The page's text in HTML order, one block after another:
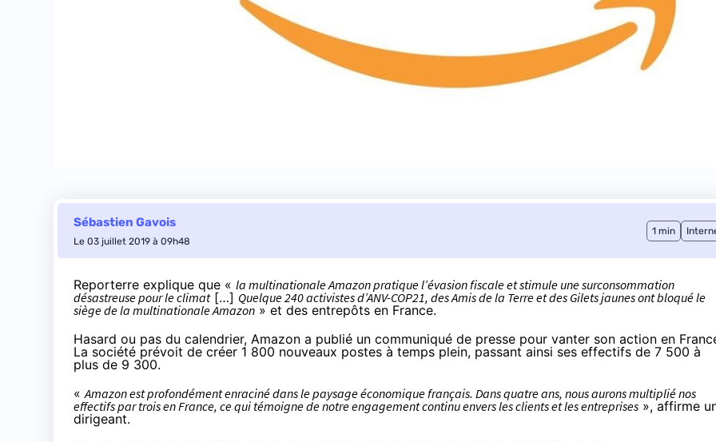
Sébastien Gavois
Le 03 juillet 2019 à 09h48
1 min
Reporterre explique que « la multinationale Amazon pratique l’évasion fiscale et stimule une surconsommation
désastreuse pour le climat[…] Quelque 240 activistes d’ANV-COP21, des Amis de la Terre et des Gilets jaunes ont bloqué le
siège de la multinationale Amazon » et des entrepôts en France.
Hasard ou pas du calendrier, Amazon a publié un communiqué de presse pour vanter son action en
La société prévoit de créer 1 800 nouveaux postes à temps plein, passant ainsi ses effectifs de 7 500 à
plus de 9 300.
«Amazon est profondément enraciné dans le paysage économique français. Dans quatre ans, nous aurons multiplié nos
effectifs par trois en France, ce qui témoigne de notre engagement continu envers les clients et les entreprises », affirme
dirigeant.